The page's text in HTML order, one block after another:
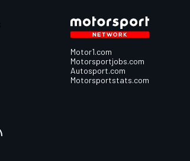
Motor1.com
Motorsportjobs.com
Autosport.com
Motorsportstats.com